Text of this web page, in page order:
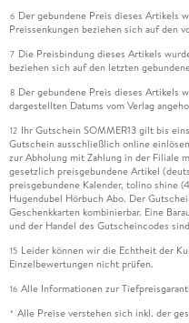
6 Der gebundene Preis dieses Artikels
Preissenkungen beziehen sich auf den
7 Die Preisbindung dieses Artikels
beziehen sich auf den letzten
8 Der gebundene Preis dieses Artikels
dargestellten Datums vom Verlag
12 Ihr Gutschein SOMMER13 gilt bis
Gutschein ausschließlich online
zur Abholung mit Zahlung in der Filiale
gesetzlich preisgebundene Artikel
preisgebundene Kalender, tolino shine
Hugendubel Hörbuch Abo. Der
Geschenkkarten kombinierbar. Eine
und der Handel des Gutscheincodes
15 Leider können wir die Echtheit der
Einzelbewertungen nicht prüfen.
16 Alle Informationen zur
* Alle Preise verstehen sich inkl. der